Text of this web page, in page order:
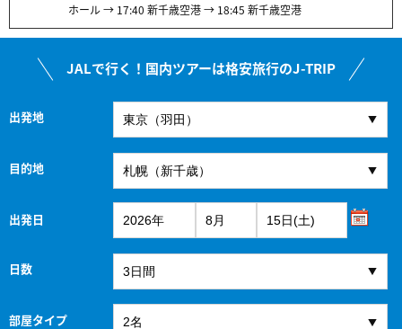
ホール → 17:40 新千歳空港 → 18:45 新千歳空港
JALで行く！国内ツアーは格安旅行のJ-TRIP
出発地
目的地
出発日
日数
部屋タイプ